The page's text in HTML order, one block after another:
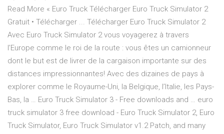
Read More « Euro Truck Télécharger Euro Truck Simulator 2
Gratuit • Télécharger ... Télécharger Euro Truck Simulator 2
Avec Euro Truck Simulator 2 vous voyagerez à travers
l’Europe comme le roi de la route : vous êtes un camionneur
dont le but est de livrer de la cargaison importante sur des
distances impressionnantes! Avec des dizaines de pays à
explorer comme le Royaume-Uni, la Belgique, l’Italie, les Pays-
Bas, la … Euro Truck Simulator 3 - Free downloads and … euro
truck simulator 3 free download - Euro Truck Simulator 2, Euro
Truck Simulator, Euro Truck Simulator v1.2 Patch, and many